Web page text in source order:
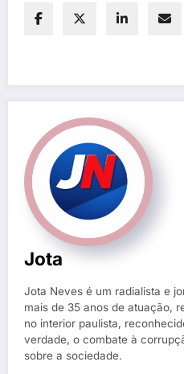
Jota
Jota Neves é um radialista e
mais de 35 anos de atuação,
no interior paulista,
verdade, o combate à
sobre a sociedade.